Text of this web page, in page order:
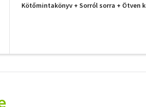
Kötőmintakönyv + Sorról sorra + Ötven